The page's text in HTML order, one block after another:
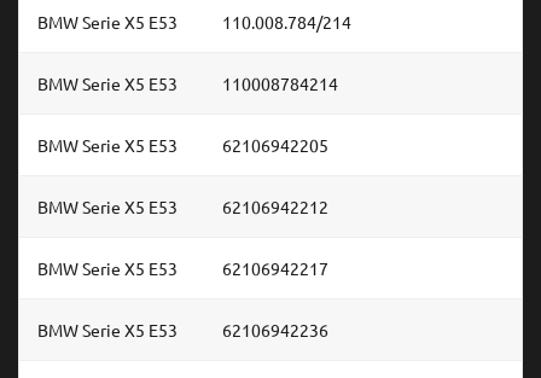
BMW Serie X5 E53 110.008.784/214
BMW Serie X5 E53 110008784214
BMW Serie X5 E53 62106942205
BMW Serie X5 E53 62106942212
BMW Serie X5 E53 62106942217
BMW Serie X5 E53 62106942236